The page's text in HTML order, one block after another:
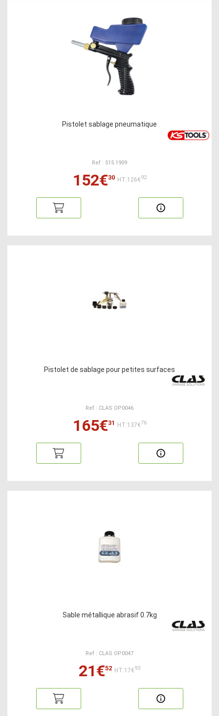
Pistolet sablage pneumatique
Ref : 515.1909
152€30 HT:126€92
Pistolet de sablage pour petites surfaces
Ref : CLAS OP0046
165€31 HT:137€76
Sable métallique abrasif 0.7kg
Ref : CLAS OP0047
21€52 HT:17€93